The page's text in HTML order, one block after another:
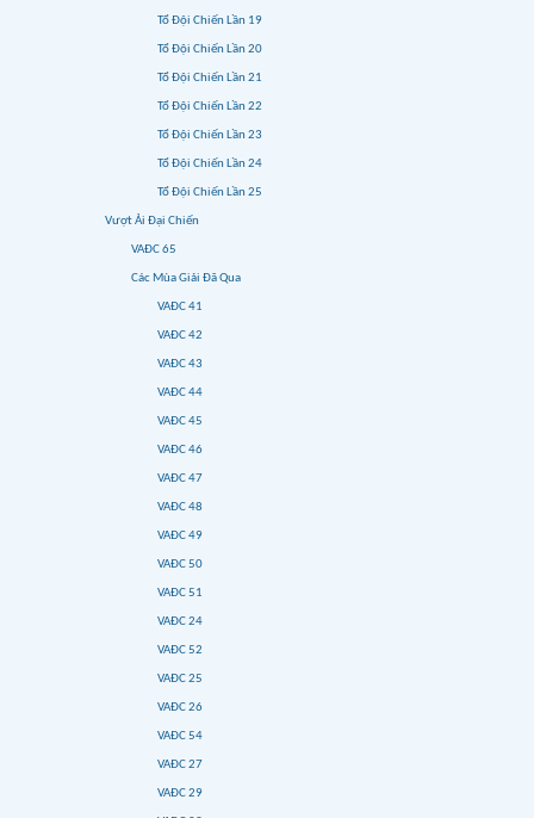
Tổ Đội Chiến Lần 19
Tổ Đội Chiến Lần 20
Tổ Đội Chiến Lần 21
Tổ Đội Chiến Lần 22
Tổ Đội Chiến Lần 23
Tổ Đội Chiến Lần 24
Tổ Đội Chiến Lần 25
Vượt Ải Đại Chiến
VAĐC 65
Các Mùa Giải Đã Qua
VAĐC 41
VAĐC 42
VAĐC 43
VAĐC 44
VAĐC 45
VAĐC 46
VAĐC 47
VAĐC 48
VAĐC 49
VAĐC 50
VAĐC 51
VAĐC 24
VAĐC 52
VAĐC 25
VAĐC 26
VAĐC 54
VAĐC 27
VAĐC 29